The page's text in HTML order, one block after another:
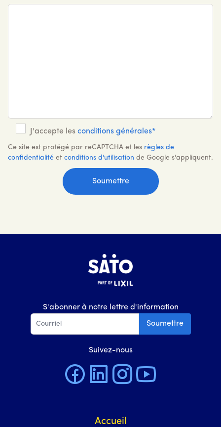
J'accepte les conditions générales*
Ce site est protégé par reCAPTCHA et les règles de
confidentialité et conditions d'utilisation de Google s'appliquent.
S'abonner à notre lettre d'information
Soumettre
Suivez-nous
Accueil